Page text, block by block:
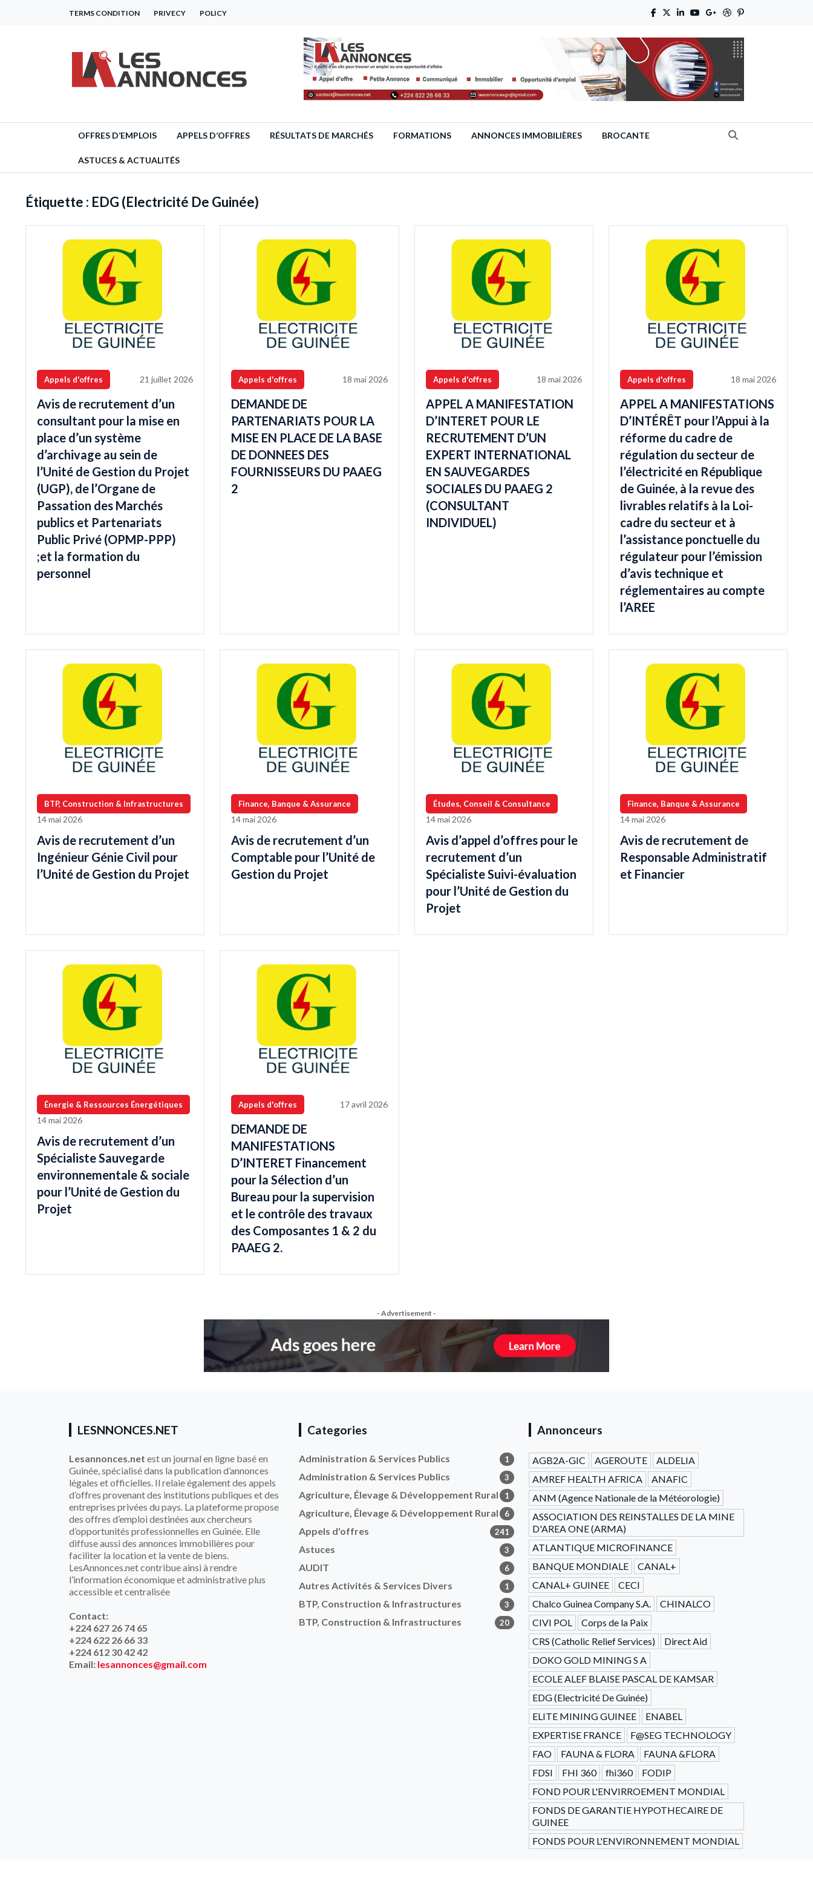
TERMS CONDITION PRIVECY POLICY
OFFRES D’EMPLOIS APPELS D’OFFRES RÉSULTATS DE MARCHÉS FORMATIONS ANNONCES IMMOBILIÈRES BROCANTE
ASTUCES & ACTUALITÉS
Étiquette : EDG (Electricité De Guinée)
Appels d'offres 21 juillet 2026
Avis de recrutement d’un
consultant pour la mise en
place d’un système
d’archivage au sein de
l’Unité de Gestion du Projet
(UGP), de l’Organe de
Passation des Marchés
publics et Partenariats
Public Privé (OPMP-PPP)
;et la formation du
personnel
Appels d'offres 18 mai 2026
DEMANDE DE
PARTENARIATS POUR LA
MISE EN PLACE DE LA BASE
DE DONNEES DES
FOURNISSEURS DU PAAEG
2
Appels d'offres 18 mai 2026
APPEL A MANIFESTATION
D’INTERET POUR LE
RECRUTEMENT D’UN
EXPERT INTERNATIONAL
EN SAUVEGARDES
SOCIALES DU PAAEG 2
(CONSULTANT
INDIVIDUEL)
Appels d'offres 18 mai 2026
APPEL A MANIFESTATIONS
D’INTÉRÊT pour l’Appui à la
réforme du cadre de
régulation du secteur de
l’électricité en République
de Guinée, à la revue des
livrables relatifs à la Loi-
cadre du secteur et à
l’assistance ponctuelle du
régulateur pour l’émission
d’avis technique et
réglementaires au compte
l’AREE
BTP, Construction & Infrastructures
14 mai 2026
Avis de recrutement d’un
Ingénieur Génie Civil pour
l’Unité de Gestion du Projet
Finance, Banque & Assurance
14 mai 2026
Avis de recrutement d’un
Comptable pour l’Unité de
Gestion du Projet
Études, Conseil & Consultance
14 mai 2026
Avis d’appel d’offres pour le
recrutement d’un
Spécialiste Suivi-évaluation
pour l’Unité de Gestion du
Projet
Finance, Banque & Assurance
14 mai 2026
Avis de recrutement de
Responsable Administratif
et Financier
Énergie & Ressources Énergétiques
14 mai 2026
Avis de recrutement d’un
Spécialiste Sauvegarde
environnementale & sociale
pour l’Unité de Gestion du
Projet
Appels d'offres 17 avril 2026
DEMANDE DE
MANIFESTATIONS
D’INTERET Financement
pour la Sélection d’un
Bureau pour la supervision
et le contrôle des travaux
des Composantes 1 & 2 du
PAAEG 2.
- Advertisement -
LESNNONCES.NET
Lesannonces.net est un journal en ligne basé en
Guinée, spécialisé dans la publication d’annonces
légales et officielles. Il relaie également des appels
d’offres provenant des institutions publiques et des
entreprises privées du pays. La plateforme propose
des offres d’emploi destinées aux chercheurs
d’opportunités professionnelles en Guinée. Elle
diffuse aussi des annonces immobilières pour
faciliter la location et la vente de biens.
LesAnnonces.net contribue ainsi à rendre
l’information économique et administrative plus
accessible et centralisée
Contact:
+224 627 26 74 65
+224 622 26 66 33
+224 612 30 42 42
Email: lesannonces@gmail.com
Categories
Administration & Services Publics 1
Administration & Services Publics 3
Agriculture, Élevage & Développement Rural 1
Agriculture, Élevage & Développement Rural 6
Appels d'offres 241
Astuces 3
AUDIT 6
Autres Activités & Services Divers 1
BTP, Construction & Infrastructures 3
BTP, Construction & Infrastructures 20
Annonceurs
AGB2A-GIC AGEROUTE
ALDELIA
AMREF HEALTH AFRICA
ANAFIC
ANM (Agence Nationale de la Météorologie)
ASSOCIATION DES REINSTALLES DE LA MINE
D'AREA ONE (ARMA)
ATLANTIQUE MICROFINANCE
BANQUE MONDIALE
CANAL+
CANAL+ GUINEE
CECI
Chalco Guinea Company S.A.
CHINALCO
CIVI POL
Corps de la Paix
CRS (Catholic Relief Services)
Direct Aid
DOKO GOLD MINING S A
ECOLE ALEF BLAISE PASCAL DE KAMSAR
EDG (Electricité De Guinée)
ELITE MINING GUINEE
ENABEL
EXPERTISE FRANCE
F@SEG TECHNOLOGY
FAO
FAUNA & FLORA
FAUNA &FLORA
FDSI
FHI 360 fhi360
FODIP
FOND POUR L'ENVIRROEMENT MONDIAL
FONDS DE GARANTIE HYPOTHECAIRE DE
GUINEE
FONDS POUR L'ENVIRONNEMENT MONDIAL